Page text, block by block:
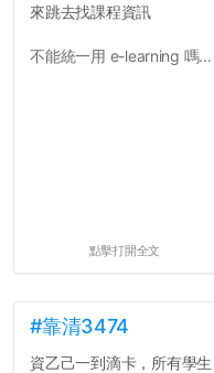
來跳去找課程資訊
不能統一用 e-learning 嗎...
點擊打開全文
#靠清3474
資乙己一到滴卡，所有學生